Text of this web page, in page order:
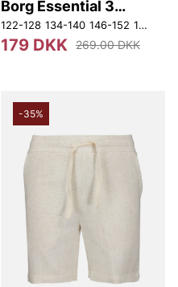
158-164 170
Borg Essential 3
Sweatshorts
122-128 134-140 146-152 158-164
179 DKK 269.00 DKK
-35%